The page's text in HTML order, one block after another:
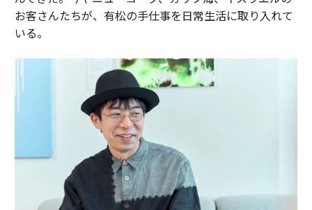
お客さんたちが、有松の手仕事を日常生活に取り入れて
いる。